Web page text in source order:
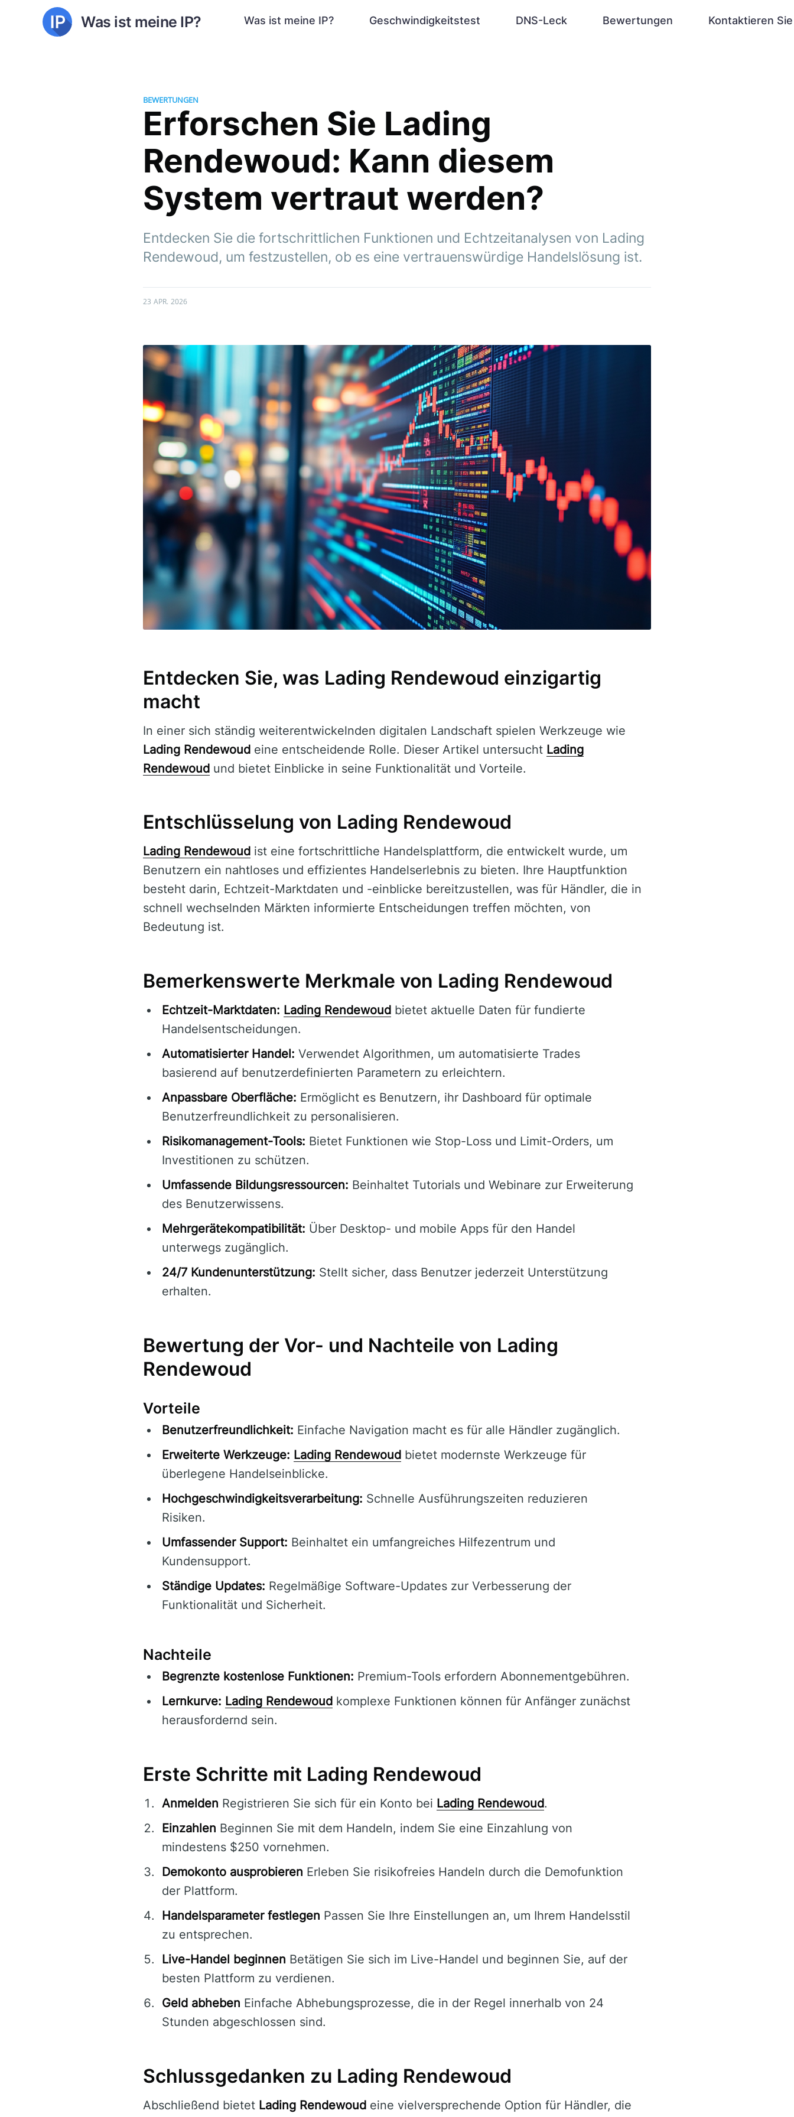
Was ist meine IP? Was ist meine IP? Geschwindigkeitstest DNS-Leck Bewertungen Kontaktieren
BEWERTUNGEN
Erforschen Sie Lading
Rendewoud: Kann diesem
System vertraut werden?
Entdecken Sie die fortschrittlichen Funktionen und Echtzeitanalysen von Lading
Rendewoud, um festzustellen, ob es eine vertrauenswürdige Handelslösung ist.
23 APR. 2026
Entdecken Sie, was Lading Rendewoud einzigartig
macht
In einer sich ständig weiterentwickelnden digitalen Landschaft spielen Werkzeuge wie
Lading Rendewoud eine entscheidende Rolle. Dieser Artikel untersucht Lading
Rendewoud und bietet Einblicke in seine Funktionalität und Vorteile.
Entschlüsselung von Lading Rendewoud
Lading Rendewoud ist eine fortschrittliche Handelsplattform, die entwickelt wurde, um
Benutzern ein nahtloses und effizientes Handelserlebnis zu bieten. Ihre Hauptfunktion
besteht darin, Echtzeit-Marktdaten und -einblicke bereitzustellen, was für Händler, die in
schnell wechselnden Märkten informierte Entscheidungen treffen möchten, von
Bedeutung ist.
Bemerkenswerte Merkmale von Lading Rendewoud
Echtzeit-Marktdaten: Lading Rendewoud bietet aktuelle Daten für fundierte
Handelsentscheidungen.
Automatisierter Handel: Verwendet Algorithmen, um automatisierte Trades
basierend auf benutzerdefinierten Parametern zu erleichtern.
Anpassbare Oberfläche: Ermöglicht es Benutzern, ihr Dashboard für optimale
Benutzerfreundlichkeit zu personalisieren.
Risikomanagement-Tools: Bietet Funktionen wie Stop-Loss und Limit-Orders, um
Investitionen zu schützen.
Umfassende Bildungsressourcen: Beinhaltet Tutorials und Webinare zur Erweiterung
des Benutzerwissens.
Mehrgerätekompatibilität: Über Desktop- und mobile Apps für den Handel
unterwegs zugänglich.
24/7 Kundenunterstützung: Stellt sicher, dass Benutzer jederzeit Unterstützung
erhalten.
Bewertung der Vor- und Nachteile von Lading
Rendewoud
Vorteile
Benutzerfreundlichkeit: Einfache Navigation macht es für alle Händler zugänglich.
Erweiterte Werkzeuge: Lading Rendewoud bietet modernste Werkzeuge für
überlegene Handelseinblicke.
Hochgeschwindigkeitsverarbeitung: Schnelle Ausführungszeiten reduzieren
Risiken.
Umfassender Support: Beinhaltet ein umfangreiches Hilfezentrum und
Kundensupport.
Ständige Updates: Regelmäßige Software-Updates zur Verbesserung der
Funktionalität und Sicherheit.
Nachteile
Begrenzte kostenlose Funktionen: Premium-Tools erfordern Abonnementgebühren.
Lernkurve: Lading Rendewoud komplexe Funktionen können für Anfänger zunächst
herausfordernd sein.
Erste Schritte mit Lading Rendewoud
Anmelden Registrieren Sie sich für ein Konto bei Lading Rendewoud.
Einzahlen Beginnen Sie mit dem Handeln, indem Sie eine Einzahlung von
mindestens $250 vornehmen.
Demokonto ausprobieren Erleben Sie risikofreies Handeln durch die Demofunktion
der Plattform.
Handelsparameter festlegen Passen Sie Ihre Einstellungen an, um Ihrem Handelsstil
zu entsprechen.
Live-Handel beginnen Betätigen Sie sich im Live-Handel und beginnen Sie, auf der
besten Plattform zu verdienen.
Geld abheben Einfache Abhebungsprozesse, die in der Regel innerhalb von 24
Stunden abgeschlossen sind.
Schlussgedanken zu Lading Rendewoud
Abschließend bietet Lading Rendewoud eine vielversprechende Option für Händler, die